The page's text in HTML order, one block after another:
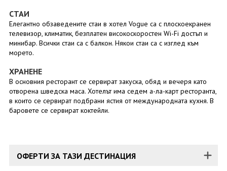
СТАИ
Елегантно обзаведените стаи в хотел Vogue са с плоскоекранен
телевизор, климатик, безплатен високоскоростен Wi-Fi достъп и
минибар. Всички стаи са с балкон. Някои стаи са с изглед към
морето.
ХРАНЕНЕ
В основния ресторант се сервират закуска, обяд и вечеря като
отворена шведска маса. Хотелът има седем а-ла-карт ресторанта,
в които се сервират подбрани ястия от международната кухня. В
баровете се сервират коктейли.
ОФЕРТИ ЗА ТАЗИ ДЕСТИНАЦИЯ